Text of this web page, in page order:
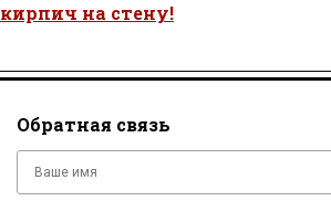
кирпич на стену!
Обратная связь